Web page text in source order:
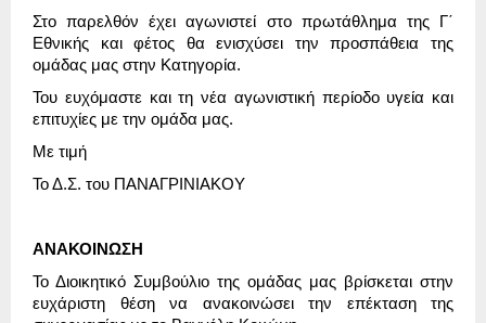
Στο παρελθόν έχει αγωνιστεί στο πρωτάθλημα της Γ΄
Εθνικής και φέτος θα ενισχύσει την προσπάθεια της
ομάδας μας στην Κατηγορία.
Του ευχόμαστε και τη νέα αγωνιστική περίοδο υγεία και
επιτυχίες με την ομάδα μας.
Με τιμή
Το Δ.Σ. του ΠΑΝΑΓΡΙΝΙΑΚΟΥ
ΑΝΑΚΟΙΝΩΣΗ
Το Διοικητικό Συμβούλιο της ομάδας μας βρίσκεται στην
ευχάριστη θέση να ανακοινώσει την επέκταση της